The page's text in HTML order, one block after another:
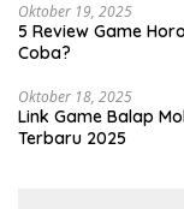
Oktober 19, 2025
5 Review Game
Coba?
Oktober 18, 2025
Link Game Balap
Terbaru 2025